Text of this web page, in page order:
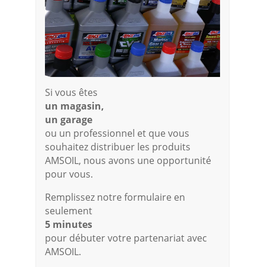
Si vous êtes
un magasin,
un garage
ou un professionnel et que vous
souhaitez distribuer les produits
AMSOIL, nous avons une opportunité
pour vous.
Remplissez notre formulaire en
seulement
5 minutes
pour débuter votre partenariat avec
AMSOIL.